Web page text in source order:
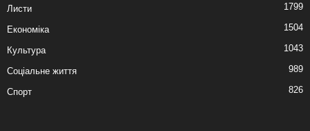
Листи 1799
Економіка 1504
Культура 1043
Соціальне життя 989
Спорт 826